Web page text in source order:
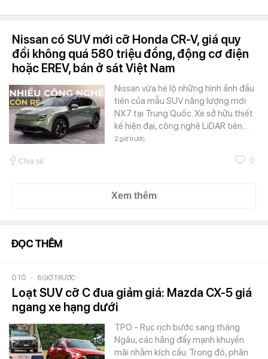
Nissan có SUV mới cỡ Honda CR-V, giá quy
đổi không quá 580 triệu đồng, động cơ điện
hoặc EREV, bán ở sát Việt Nam
Nissan vừa hé lộ những hình ảnh đầu
tiên của mẫu SUV năng lượng mới
NX7 tại Trung Quốc. Xe sở hữu thiết
kế hiện đại, công nghệ LiDAR tiên…
2 giờ trước
Chia sẻ 0
Xem thêm
ĐỌC THÊM
Ô TÔ - 6 GIỜ TRƯỚC
Loạt SUV cỡ C đua giảm giá: Mazda CX-5 giá
ngang xe hạng dưới
TPO - Rục rịch bước sang tháng
Ngâu, các hãng đẩy mạnh khuyến
mãi nhằm kích cầu. Trong đó, phân